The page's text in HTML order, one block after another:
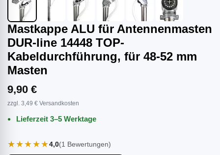
Mastkappe ALU für Antennenmasten
DUR-line 14448 TOP-
Kabeldurchführung, für 48-52 mm
Masten
9,90 €
zzgl. 3,49 € Versandkosten
Lieferzeit 3–5 Werktage
★★★★★4,0(1 Bewertungen)